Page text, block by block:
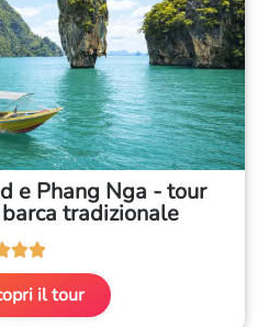
e Phang Nga - tour
tradizionale

il tour